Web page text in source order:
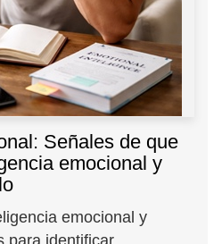
Señales de que
emocional y
emocional y
para identificar